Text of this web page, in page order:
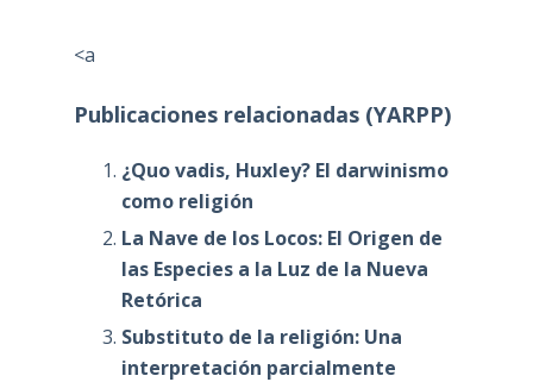
<a
Publicaciones relacionadas (YARPP)
¿Quo vadis, Huxley? El darwinismo
como religión
La Nave de los Locos: El Origen de
las Especies a la Luz de la Nueva
Retórica
Substituto de la religión: Una
interpretación parcialmente